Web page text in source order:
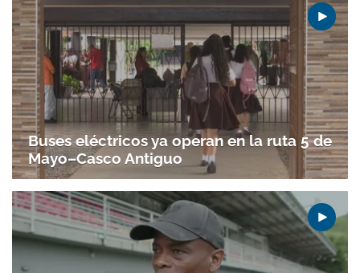
Buses eléctricos ya operan en la ruta 5 de
Mayo–Casco Antiguo